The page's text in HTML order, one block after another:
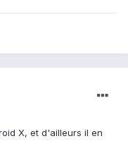
X, et d'ailleurs il en